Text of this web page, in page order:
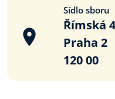
Sídlo sboru
Římská
Praha 2
120 00